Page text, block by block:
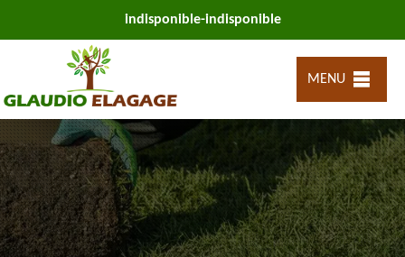
indisponible-indisponible
MENU